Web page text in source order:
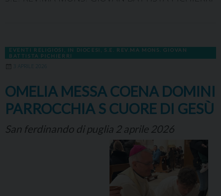
EVENTI RELIGIOSI IN DIOCESI
S.E. REV.MA MONS. GIOVAN
BATTISTA PICHIERRI
3 APRILE 2026
OMELIA MESSA COENA DOMINI
PARROCCHIA S CUORE DI GESÙ
San ferdinando di puglia 2 aprile 2026